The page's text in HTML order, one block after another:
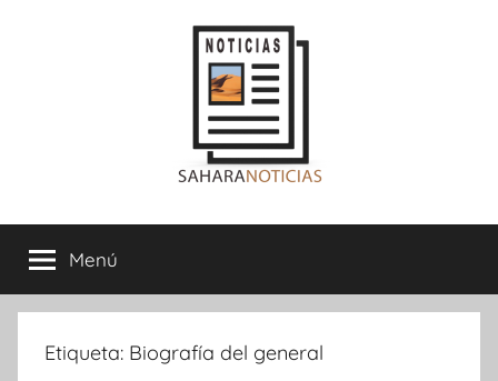
Sahara
Noticias
Menú
Etiqueta: Biografía del general